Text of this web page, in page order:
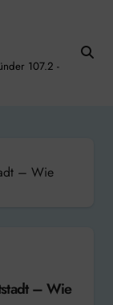
107.2 -
– Wie
– Wie